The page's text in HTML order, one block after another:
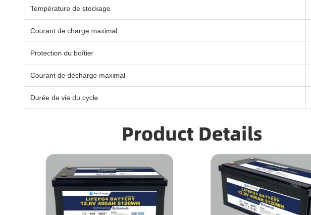
Température de stockage
Courant de charge maximal
Protection du boîtier
Courant de décharge maximal
Durée de vie du cycle